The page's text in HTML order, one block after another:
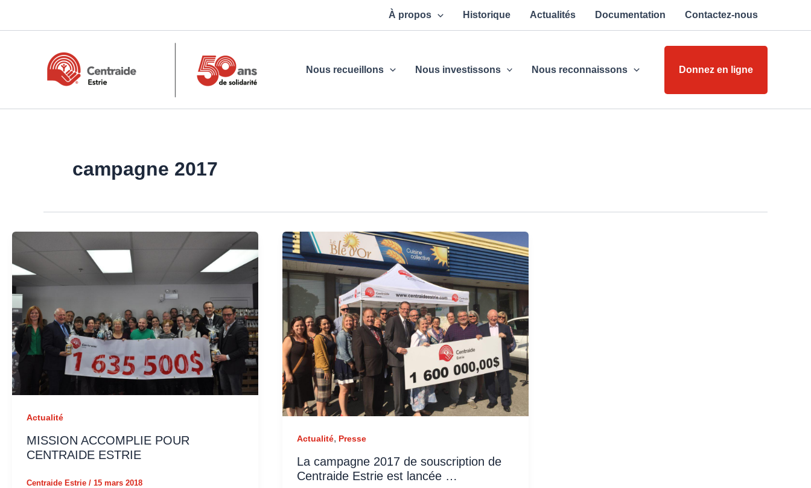
À propos Historique Actualités Documentation Contactez-nous
Nous recueillons Nous investissons Nous reconnaissons Donnez en ligne
campagne 2017
Actualité
MISSION ACCOMPLIE POUR
CENTRAIDE ESTRIE
Centraide Estrie / 15 mars 2018
Actualité, Presse
La campagne 2017 de souscription de
Centraide Estrie est lancée …